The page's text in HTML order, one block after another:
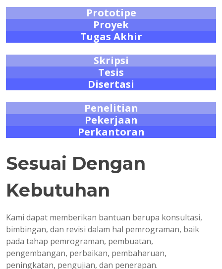
Prototipe
Proyek
Tugas Akhir
Skripsi
Tesis
Disertasi
Penelitian
Pekerjaan
Perkantoran
Sesuai Dengan
Kebutuhan
Kami dapat memberikan bantuan berupa konsultasi,
bimbingan, dan revisi dalam hal pemrograman, baik
pada tahap pemrograman, pembuatan,
pengembangan, perbaikan, pembaharuan,
peningkatan, pengujian, dan penerapan.